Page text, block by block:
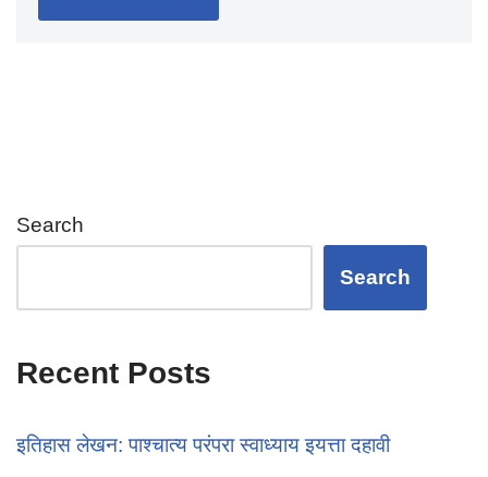
Search
Search
Recent Posts
इतिहास लेखन: पाश्चात्य परंपरा स्वाध्याय इयत्ता दहावी